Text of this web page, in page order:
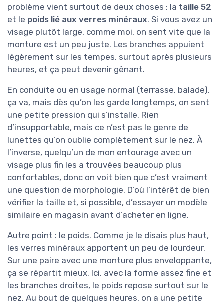
problème vient surtout de deux choses : la taille 52
et le poids lié aux verres minéraux. Si vous avez un
visage plutôt large, comme moi, on sent vite que la
monture est un peu juste. Les branches appuient
légèrement sur les tempes, surtout après plusieurs
heures, et ça peut devenir gênant.
En conduite ou en usage normal (terrasse, balade),
ça va, mais dès qu’on les garde longtemps, on sent
une petite pression qui s’installe. Rien
d’insupportable, mais ce n’est pas le genre de
lunettes qu’on oublie complètement sur le nez. À
l’inverse, quelqu’un de mon entourage avec un
visage plus fin les a trouvées beaucoup plus
confortables, donc on voit bien que c’est vraiment
une question de morphologie. D’où l’intérêt de bien
vérifier la taille et, si possible, d’essayer un modèle
similaire en magasin avant d’acheter en ligne.
Autre point : le poids. Comme je le disais plus haut,
les verres minéraux apportent un peu de lourdeur.
Sur une paire avec une monture plus enveloppante,
ça se répartit mieux. Ici, avec la forme assez fine et
les branches droites, le poids repose surtout sur le
nez. Au bout de quelques heures, on a une petite